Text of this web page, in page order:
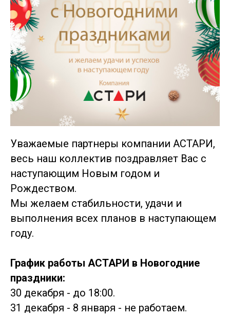
Уважаемые партнеры компании АСТАРИ,
весь наш коллектив поздравляет Вас с
наступающим Новым годом и
Рождеством.
Мы желаем стабильности, удачи и
выполнения всех планов в наступающем
году.
График работы АСТАРИ в Новогодние
праздники:
30 декабря - до 18:00.
31 декабря - 8 января - не работаем.